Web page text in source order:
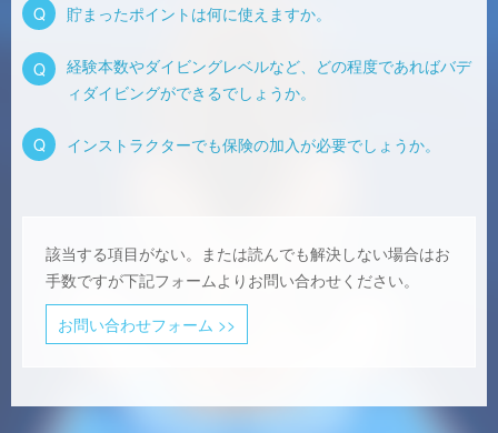
Q 貯まったポイントは何に使えますか。
Q
経験本数やダイビングレベルなど、どの程度であればバデ
ィダイビングができるでしょうか。
Q インストラクターでも保険の加入が必要でしょうか。
該当する項目がない。または読んでも解決しない場合はお
手数ですが下記フォームよりお問い合わせください。
お問い合わせフォーム >>